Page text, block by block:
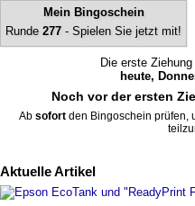
Mein Bingoschein
Runde 277 - Spielen Sie jetzt mit!
Die erste
heute,
Noch vor der ersten
Ab sofort den Bingoschein prüfen,
Aktuelle Artikel